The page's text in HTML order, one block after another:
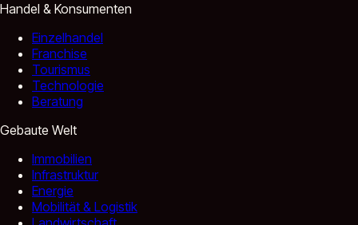
Handel & Konsumenten
Einzelhandel
Franchise
Tourismus
Technologie
Beratung
Gebaute Welt
Immobilien
Infrastruktur
Energie
Mobilität & Logistik